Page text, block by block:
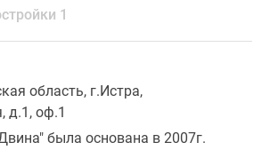
1
область, г.Истра,
д.1, оф.1
была основана в 2007г.